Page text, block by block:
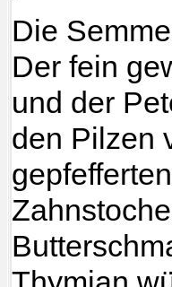
Die
Der fein
und der
den Pilzen